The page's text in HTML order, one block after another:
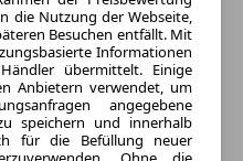
Kombi und Limousine
Kraftstoff:
Benzin, Diesel und Gas
Listenpreis:
Von 19.100 € bis 20.189 €
Monatliche Rate:
die Nutzung der Webseite,
Besuchen entfällt. Mit
Informationen
übermittelt. Einige
Anbietern verwendet, um
angegebene
speichern und innerhalb
für die Befüllung neuer